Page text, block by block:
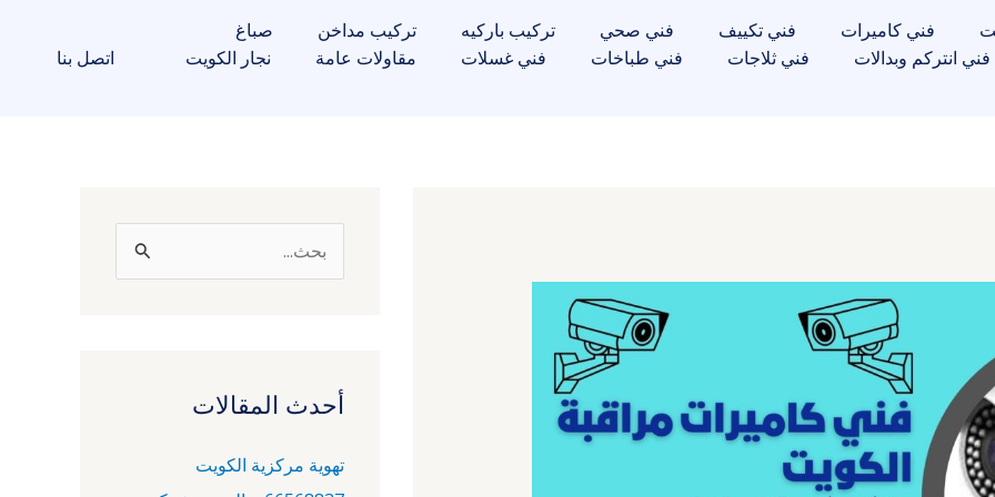
فني كاميرات فني تكييف فني صحي تركيب باركيه تركيب مداخن
صباغ
فني انتركم وبدالات
فني ثلاجات فني طباخات فني غسلات مقاولات عامة نجار الكويت اتصل بنا
ث
ن
أحدث المقالات
تهوية مركزية الكويت